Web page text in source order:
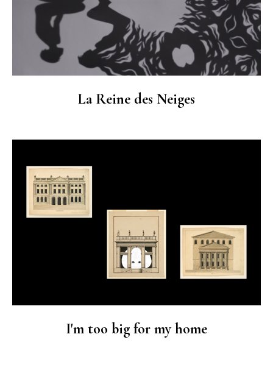
La Reine des Neiges
I'm too big for my home